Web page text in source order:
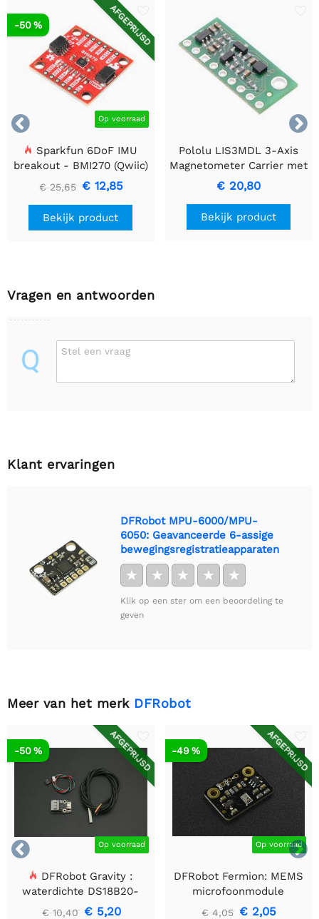


AFGEPRIJSD
Op voorraad
-50 %
Sparkfun 6DoF IMU
breakout - BMI270 (Qwiic)
€ 25,65 € 12,85
Bekijk product
Pololu LIS3MDL 3-Axis
Magnetometer Carrier met
spannings converter
€ 20,80
Bekijk product
Vragen en antwoorden
Q Stel een vraag
Klant ervaringen
DFRobot MPU-6000/MPU-
6050: Geavanceerde 6-assige
bewegingsregistratieapparaten
★ ★ ★ ★ ★
Klik op een ster om een beoordeling te
geven
Meer van het merk DFRobot


AFGEPRIJSD
Op voorraad
-50 %
DFRobot Gravity :
waterdichte DS18B20-
sensorset
€ 10,40 € 5,20
AFGEPRIJSD
Op voorraad
-49 %
DFRobot Fermion: MEMS
microfoonmodule
€ 4,05 € 2,05